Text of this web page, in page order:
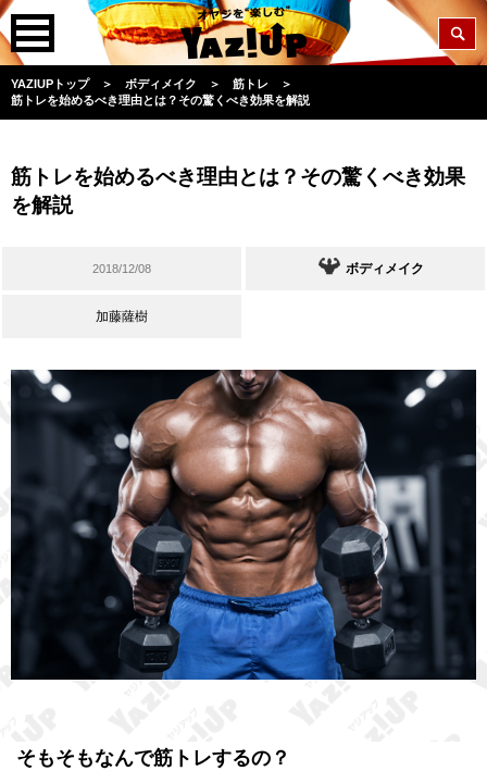
YAZIUPトップ ＞ ボディメイク ＞ 筋トレ
＞
筋トレを始めるべき理由とは？その驚くべき効果を解説
筋トレを始めるべき理由とは？その驚くべき効果
を解説
2018/12/08 ボディメイク
加藤薩樹
そもそもなんで筋トレするの？